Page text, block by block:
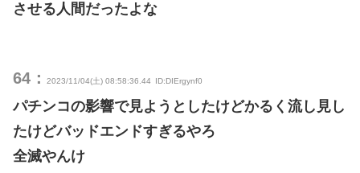
させる人間だったよな
64： 2023/11/04(土) 08:58:36.44 ID:DIErgynf0
パチンコの影響で見ようとしたけどかるく流し見し
たけどバッドエンドすぎるやろ
全滅やんけ